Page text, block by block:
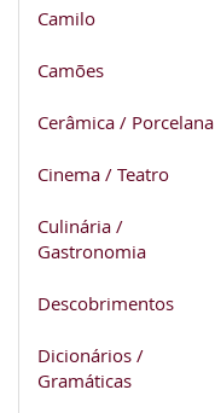
Camilo
Camões
Cerâmica / Porcelana
Cinema / Teatro
Culinária /
Gastronomia
Descobrimentos
Dicionários /
Gramáticas